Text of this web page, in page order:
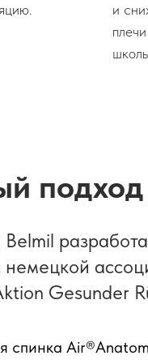
и
спинка
немецкой
Gesunder